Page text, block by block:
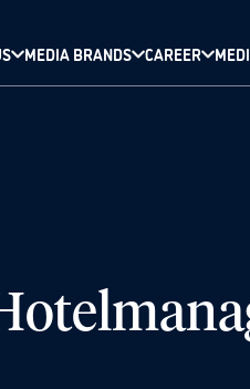
MEDIA BRANDS CAREER